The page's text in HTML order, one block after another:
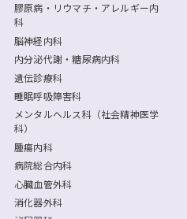
膠原病・リウマチ・アレルギー内
科
脳神経内科
内分泌代謝・糖尿病内科
遺伝診療科
睡眠呼吸障害科
メンタルヘルス科（社会精神医学
科）
腫瘍内科
病院総合内科
心臓血管外科
消化器外科